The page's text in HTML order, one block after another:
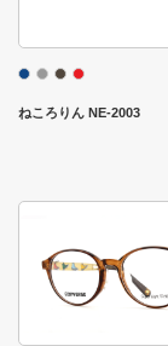
ねころりん NE-2003